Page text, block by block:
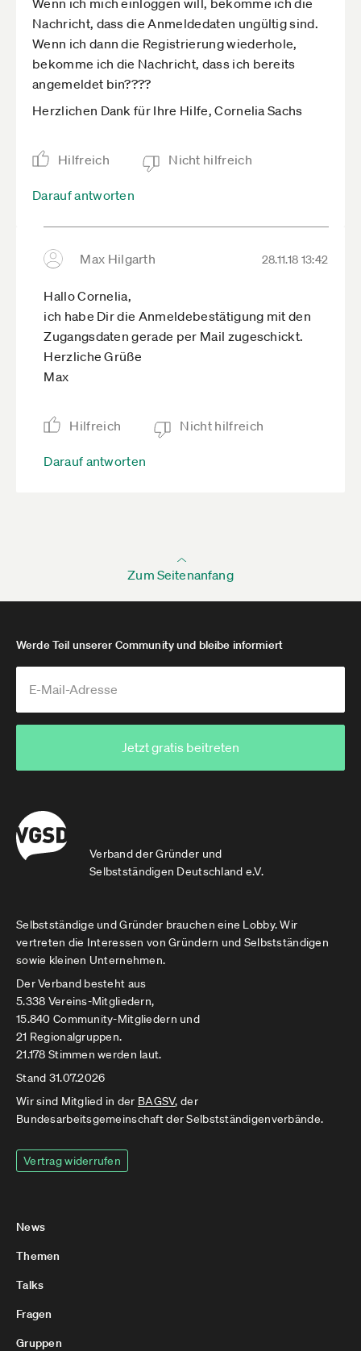
Wenn ich mich einloggen will, bekomme ich die
Nachricht, dass die Anmeldedaten ungültig sind.
Wenn ich dann die Registrierung wiederhole,
bekomme ich die Nachricht, dass ich bereits
angemeldet bin????
Herzlichen Dank für Ihre Hilfe, Cornelia Sachs
Hilfreich Nicht hilfreich
Darauf antworten
Max Hilgarth 28.11.18 13:42
Hallo Cornelia,
ich habe Dir die Anmeldebestätigung mit den
Zugangsdaten gerade per Mail zugeschickt.
Herzliche Grüße
Max
Hilfreich Nicht hilfreich
Darauf antworten
Zum Seitenanfang
Verband der Gründer und
Selbstständigen Deutschland e.V.
Werde Teil unserer Community und bleibe informiert
Jetzt gratis beitreten
Selbstständige und Gründer brauchen eine Lobby. Wir
vertreten die Interessen von Gründern und Selbstständigen
sowie kleinen Unternehmen.
Der Verband besteht aus
5.338 Vereins-Mitgliedern,
15.840 Community-Mitgliedern und
21 Regionalgruppen.
21.178 Stimmen werden laut.
Stand 31.07.2026
Wir sind Mitglied in der BAGSV, der
Bundesarbeitsgemeinschaft der Selbstständigenverbände.
Vertrag widerrufen
News
Themen
Talks
Fragen
Gruppen